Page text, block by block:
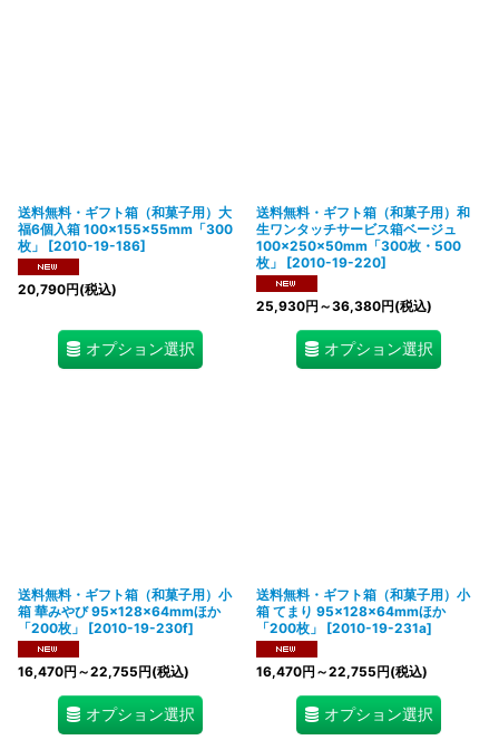
送料無料・ギフト箱（和菓子用）大
福6個入箱 100×155×55mm「300
枚」
[2010-19-186]
20,790円(税込)
オプション選択
送料無料・ギフト箱（和菓子用）和
生ワンタッチサービス箱ベージュ
100×250×50mm「300枚・500
枚」
[2010-19-220]
25,930円 ～36,380円(税込)
オプション選択
送料無料・ギフト箱（和菓子用）小
箱 華みやび 95×128×64mmほか
「200枚」
[2010-19-230f]
16,470円 ～22,755円(税込)
オプション選択
送料無料・ギフト箱（和菓子用）小
箱 てまり 95×128×64mmほか
「200枚」
[2010-19-231a]
16,470円 ～22,755円(税込)
オプション選択